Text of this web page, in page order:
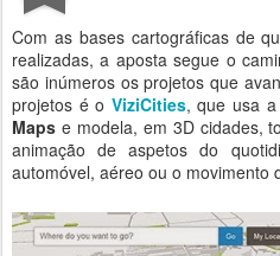
Com as bases cartográficas de
realizadas, a aposta segue o
são inúmeros os projetos que
projetos é o ViziCities, que usa
Maps e modela, em 3D cidades,
animação de aspetos do
automóvel, aéreo ou o movimento